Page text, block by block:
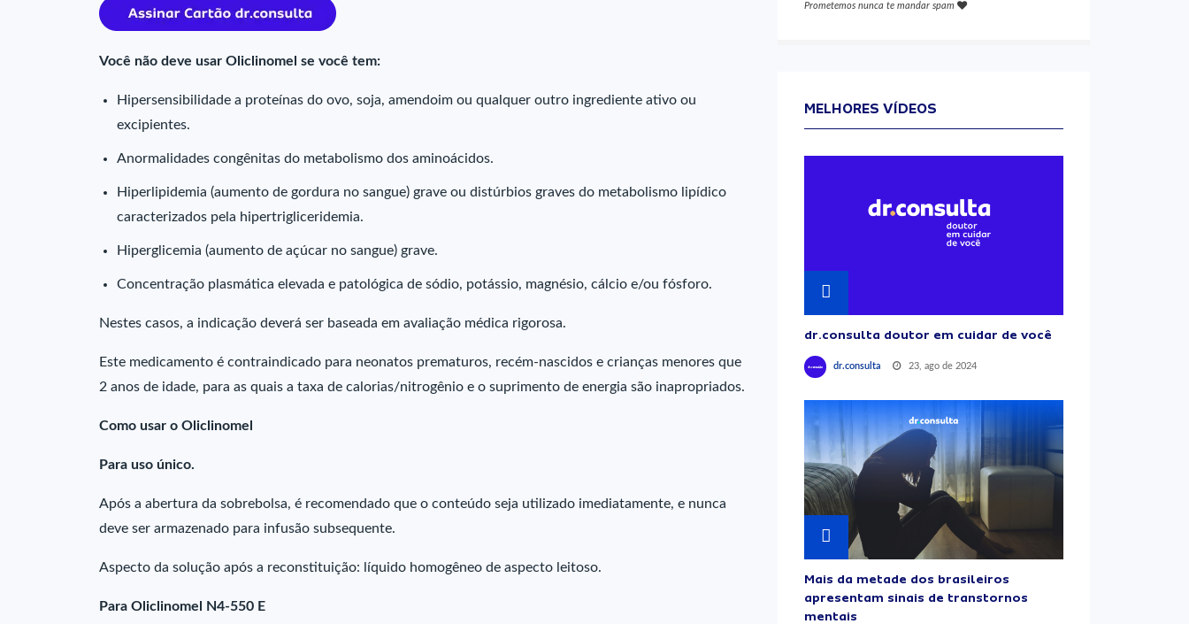
Você não deve usar Oliclinomel se você tem:
Hipersensibilidade a proteínas do ovo, soja, amendoim ou qualquer outro ingrediente ativo ou
excipientes.
Anormalidades congênitas do metabolismo dos aminoácidos.
Hiperlipidemia (aumento de gordura no sangue) grave ou distúrbios graves do metabolismo lipídico
caracterizados pela hipertrigliceridemia.
Hiperglicemia (aumento de açúcar no sangue) grave.
Concentração plasmática elevada e patológica de sódio, potássio, magnésio, cálcio e/ou fósforo.
Nestes casos, a indicação deverá ser baseada em avaliação médica rigorosa.
Este medicamento é contraindicado para neonatos prematuros, recém-nascidos e crianças menores que
2 anos de idade, para as quais a taxa de calorias/nitrogênio e o suprimento de energia são inapropriados.
Como usar o Oliclinomel
Para uso único.
Após a abertura da sobrebolsa, é recomendado que o conteúdo seja utilizado imediatamente, e nunca
deve ser armazenado para infusão subsequente.
Aspecto da solução após a reconstituição: líquido homogêneo de aspecto leitoso.
Para Oliclinomel N4-550 E
Prometemos nunca te mandar spam
MELHORES VÍDEOS
dr.consulta doutor em cuidar de você
dr.consulta 23, ago de 2024
Mais da metade dos brasileiros
apresentam sinais de transtornos
mentais